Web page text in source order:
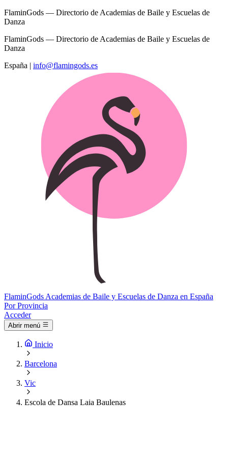
FlaminGods — Directorio de Academias de Baile y Escuelas de
Danza
FlaminGods — Directorio de Academias de Baile y Escuelas de
Danza
España | info@flamingods.es
FlaminGods Academias de Baile y Escuelas de Danza en España
Por Provincia
Acceder
Abrir menú
Inicio
Barcelona
Vic
Escola de Dansa Laia Baulenas